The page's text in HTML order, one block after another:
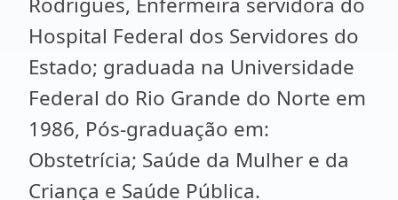
Hospital Federal dos Servidores do
Estado; graduada na Universidade
Federal do Rio Grande do Norte em
1986, Pós-graduação em:
Obstetrícia; Saúde da Mulher e da
Criança e Saúde Pública.